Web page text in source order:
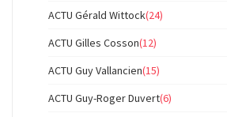
ACTU Gérald Wittock(24)
ACTU Gilles Cosson(12)
ACTU Guy Vallancien(15)
ACTU Guy-Roger Duvert(6)